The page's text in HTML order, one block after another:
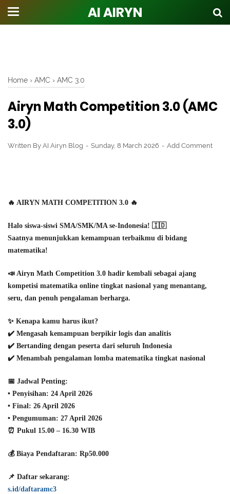
AI AIRYN
Home › AMC › AMC 3.0
Airyn Math Competition 3.0 (AMC
3.0)
Written By AI Airyn Blog Sunday, 8 March 2026 Add Comment
🔥 AIRYN MATH COMPETITION 3.0 🔥
Halo siswa-siswi SMA/SMK/MA se-Indonesia! 🇮🇩
Saatnya menunjukkan kemampuan terbaikmu di bidang
matematika!
📣 Airyn Math Competition 3.0 hadir kembali sebagai ajang
kompetisi matematika online tingkat nasional yang menantang,
seru, dan penuh pengalaman berharga.
✨ Kenapa kamu harus ikut?
✔️ Mengasah kemampuan berpikir logis dan analitis
✔️ Bertanding dengan peserta dari seluruh Indonesia
✔️ Menambah pengalaman lomba matematika tingkat nasional
📅 Jadwal Penting:
• Penyisihan: 24 April 2026
• Final: 26 April 2026
• Pengumuman: 27 April 2026
⏰ Pukul 15.00 – 16.30 WIB
💰 Biaya Pendaftaran: Rp50.000
📌 Daftar sekarang:
s.id/daftaramc3